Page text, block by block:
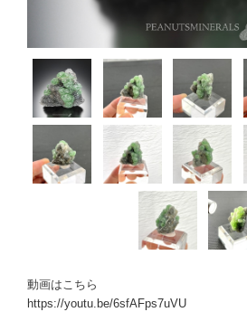
動画はこちら
https://youtu.be/6sfAFps7uVU